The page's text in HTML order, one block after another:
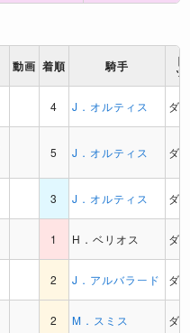
動画 着順 騎手 ッ
4 J．オルティス ダ
5 J．オルティス ダ
3 J．オルティス ダ
1 H．ベリオス ダ
2 J．アルバラード ダ
2 M．スミス ダ